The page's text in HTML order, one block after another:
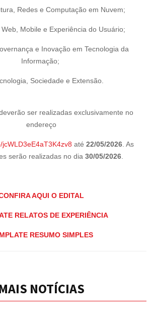
Redes e Computação em Nuvem;
Mobile e Experiência do Usuário;
e Inovação em Tecnologia da
Informação;
Sociedade e Extensão.
ser realizadas exclusivamente no
endereço
até 22/05/2026. As
serão realizadas no dia 30/05/2026
AQUI O EDITAL
RELATOS DE EXPERIÊNCIA
RESUMO SIMPLES
NOTÍCIAS